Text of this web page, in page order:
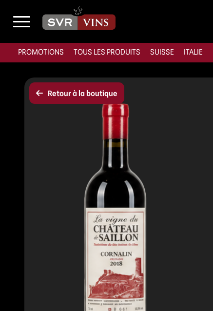
PROMOTIONS TOUS LES PRODUITS SUISSE ITALIE
Retour à la boutique